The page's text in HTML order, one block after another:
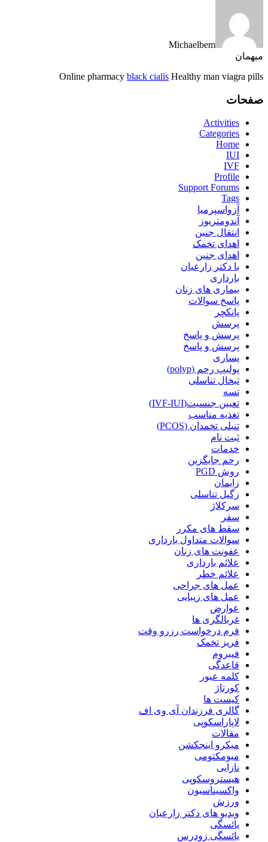
Michaelbem
میهمان
Online pharmacy black cialis Healthy man viagra pills
صفحات
Activities
Categories
Home
IUI
IVF
Profile
Support Forums
Tags
آزواسپرمیا
آندومتریوز
انتقال جنین
اهدای تخمک
اهدای جنین
با دکتر زارعیان
بارداری
بیماری های زنان
پاسخ سوالات
پانکچر
پرسش
پرسش و پاسخ
پرسش و پاسخ
پساری
پولیپ رحم (polyp)
تبخال تناسلی
تسه
تعیین جنسیت(IVF-IUI)
تغذیه مناسب
تنبلی تخمدان (PCOS)
ثبت نام
خدمات
رحم جایگزین
روش PGD
زایمان
زگیل تناسلی
سرکلاژ
سفر
سقط های مکرر
سوالات متداول بارداری
عفونت های زنان
علائم بارداری
علائم خطر
عمل های جراحی
عمل های زیبایی
عوارض
غربالگری ها
فرم درخواست رزرو وقت
فریز تخمک
فیبروم
قاعدگی
کلمه عبور
کورتاژ
کیست ها
گالری فرزندان آی وی اف
لاپاراسکوپی
مقالات
میکرو اینجکشن
میومکتومی
نازایی
هیستروسکوپی
واکسیناسیون
ورزش
ویدیو های دکتر زارعیان
یائسگی
یائسگی زودرس